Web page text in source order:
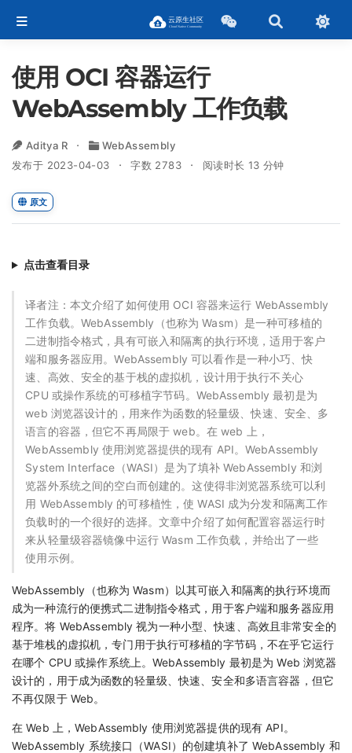
使用 OCI 容器运行
WebAssembly 工作负载
Aditya R
WebAssembly
发布于 2023-04-03
字数 2783 阅读时长 13 分钟
原文
点击查看目录
译者注：本文介绍了如何使用 OCI 容器来运行 WebAssembly
工作负载。WebAssembly（也称为 Wasm）是一种可移植的
二进制指令格式，具有可嵌入和隔离的执行环境，适用于客户
端和服务器应用。WebAssembly 可以看作是一种小巧、快
速、高效、安全的基于栈的虚拟机，设计用于执行不关心
CPU 或操作系统的可移植字节码。WebAssembly 最初是为
web 浏览器设计的，用来作为函数的轻量级、快速、安全、多
语言的容器，但它不再局限于 web。在 web 上，
WebAssembly 使用浏览器提供的现有 API。WebAssembly
System Interface（WASI）是为了填补 WebAssembly 和浏
览器外系统之间的空白而创建的。这使得非浏览器系统可以利
用 WebAssembly 的可移植性，使 WASI 成为分发和隔离工作
负载时的一个很好的选择。文章中介绍了如何配置容器运行时
来从轻量级容器镜像中运行 Wasm 工作负载，并给出了一些
使用示例。
WebAssembly（也称为 Wasm）以其可嵌入和隔离的执行环境而
成为一种流行的便携式二进制指令格式，用于客户端和服务器应用
程序。将 WebAssembly 视为一种小型、快速、高效且非常安全的
基于堆栈的虚拟机，专门用于执行可移植的字节码，不在乎它运行
在哪个 CPU 或操作系统上。WebAssembly 最初是为 Web 浏览器
设计的，用于成为函数的轻量级、快速、安全和多语言容器，但它
不再仅限于 Web。
在 Web 上，WebAssembly 使用浏览器提供的现有 API。
WebAssembly 系统接口（WASI）的创建填补了 WebAssembly 和